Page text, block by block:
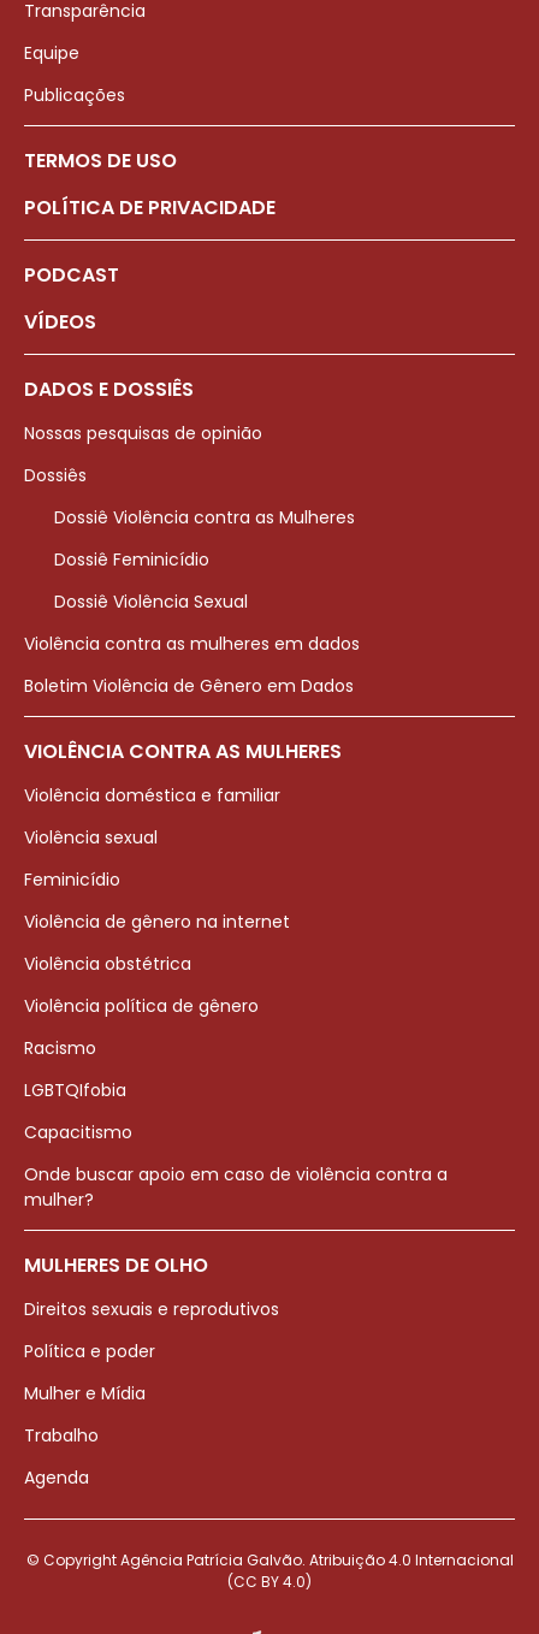
Transparência
Equipe
Publicações
TERMOS DE USO
POLÍTICA DE PRIVACIDADE
PODCAST
VÍDEOS
DADOS E DOSSIÊS
Nossas pesquisas de opinião
Dossiês
Dossiê Violência contra as Mulheres
Dossiê Feminicídio
Dossiê Violência Sexual
Violência contra as mulheres em dados
Boletim Violência de Gênero em Dados
VIOLÊNCIA CONTRA AS MULHERES
Violência doméstica e familiar
Violência sexual
Feminicídio
Violência de gênero na internet
Violência obstétrica
Violência política de gênero
Racismo
LGBTQIfobia
Capacitismo
Onde buscar apoio em caso de violência contra a
mulher?
MULHERES DE OLHO
Direitos sexuais e reprodutivos
Política e poder
Mulher e Mídia
Trabalho
Agenda
© Copyright Agência Patrícia Galvão. Atribuição 4.0 Internacional
(CC BY 4.0)